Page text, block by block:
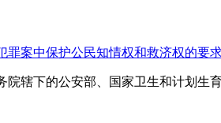
罪案中保护公民知情权和救济权的要
院辖下的公安部、国家卫生和计划生